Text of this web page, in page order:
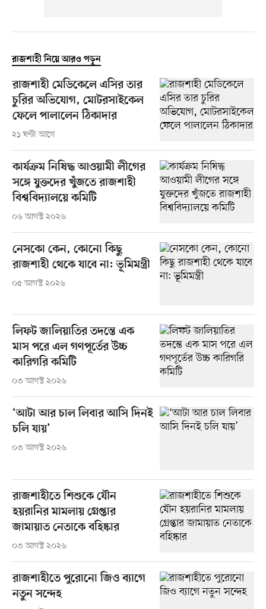
রাজশাহী নিয়ে আরও পড়ুন
রাজশাহী মেডিকেলে এসির তার
চুরির অভিযোগ, মোটরসাইকেল
ফেলে পালালেন ঠিকাদার
২১ ঘণ্টা আগে
কার্যক্রম নিষিদ্ধ আওয়ামী লীগের
সঙ্গে যুক্তদের খুঁজতে রাজশাহী
বিশ্ববিদ্যালয়ে কমিটি
০৬ আগস্ট ২০২৬
নেসকো কেন, কোনো কিছু
রাজশাহী থেকে যাবে না: ভূমিমন্ত্রী
০৫ আগস্ট ২০২৬
লিফট জালিয়াতির তদন্তে এক
মাস পরে এল গণপূর্তের উচ্চ
কারিগরি কমিটি
০৩ আগস্ট ২০২৬
‘আটা আর চাল লিবার আসি দিনই
চলি যায়’
০৩ আগস্ট ২০২৬
রাজশাহীতে শিশুকে যৌন
হয়রানির মামলায় গ্রেপ্তার
জামায়াত নেতাকে বহিষ্কার
০৩ আগস্ট ২০২৬
রাজশাহীতে পুরোনো জিও ব্যাগে
নতুন সন্দেহ